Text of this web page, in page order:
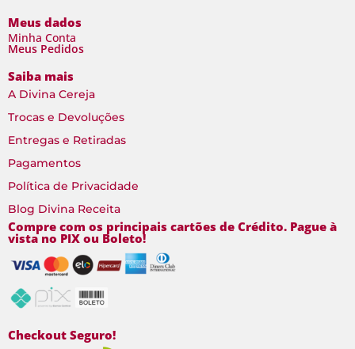
Meus dados
Minha Conta
Meus Pedidos
Saiba mais
A Divina Cereja
Trocas e Devoluções
Entregas e Retiradas
Pagamentos
Política de Privacidade
Blog Divina Receita
Compre com os principais cartões de Crédito. Pague à
vista no PIX ou Boleto!
Checkout Seguro!